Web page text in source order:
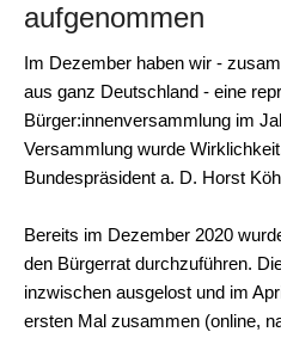
aufgenommen
Im Dezember haben wir -
aus ganz Deutschland - eine
Bürger:innenversammlung im
Versammlung wurde
Bundespräsident a. D. Horst
Bereits im Dezember 2020
den Bürgerrat durchzuführen.
inzwischen ausgelost und im
ersten Mal zusammen (online,